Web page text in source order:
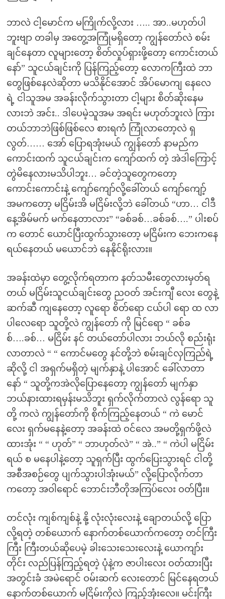
ဘာလဲ ငါ့မောင်က မကြိုက်လို့လား ….. အာ..မဟုတ်ပါ
ဘူးဗျာ တခါမှ အတွေ့အကြုံမရှိတော့ ကျွန်တော်လဲ စမ်း
ချင်နေတာ လူများတော့ စိတ်လှုပ်ရှားဖို့တော့ ကောင်းတယ်
နော်” သူငယ်ချင်းကို ပြန်ကြည့်တော့ လောကကြီးထဲ ဘာ
တွေဖြစ်နေလဲဆိုတာ မသိနိုင်အောင် အိပ်မောကျ နေလေ
ရဲ့ ငါသူအမ အခန်းလိုက်သွားတာ ငါ့များ စိတ်ဆိုးနေမ
လားဘဲ အင်း.. ဒါပေမဲ့သူအမ အရင်း မဟုတ်ဘူးလဲ ကြား
တယ်ဘာဘဲဖြစ်ဖြစ်လေ စားရကံ ကြုံလာတော့လဲ ရှ
လွတ်…… အော် ပြောရအုံးမယ် ကျွန်တော် နာမည်က
ကောင်းထက် သူငယ်ချင်းက ကျော်ထက် တဲ့ အဲဒါကြောင့်
တွဲမိနေလားမသိပါဘူး… ခင်တဲ့သူတွေကတော့
ကောင်းကောင်းနဲ့ ကျော်ကျော်လို့ခေါ်တယ် ကျော်ကျော့်
အမကတော့ မငြိမ်းအိ မငြိမ်းလို့ဘဲ ခေါ်တယ် “ဟာ… ငါဒီ
နေ့အိမ်မက် မက်နေတာလား” “ခစ်ခစ်…ခစ်ခစ်….” ပါးစပ်
က တောင် ယောင်ပြီးထွက်သွားတော့ မငြိမ်းက ဘေးကနေ
ရယ်နေတယ် မယောင်ဘဲ နေနိုင်ရိုးလား။
အခန်းထဲမှာ တွေ့လိုက်ရတာက နတ်သမီးတွေလားမှတ်ရ
တယ် မငြိမ်းသူငယ်ချင်းတွေ ညဝတ် အင်းကျီ လေး တွေနဲ့
ဆက်ဆီ ကျနေတော့ လူရော စိတ်ရော ငယ်ပါ ရော ထ လာ
ပါလေရော သူတို့လဲ ကျွန်တော် ကို မြင်ရော “ ခစ်ခ
စ်….ခစ်… မငြိမ်း နင် တယ်တော်ပါလား ဘယ်လို စည်းရုံး
လာတာလဲ “ “ ကောင်မတွေ နင်တို့ဘဲ စမ်းချင်လှကြည်ရဲ့
ဆိုလို့ ငါ အရှက်မရှိတဲ့ မျက်နှာနဲ့ ပါအောင် ခေါ်လာတာ
နော် “ သူတို့ကအဲလိုပြောနေတော့ ကျွန်တော် မျက်နှာ
ဘယ်နားထားရမှန်းမသိဘူး ရှက်လိုက်တာလဲ လွန်ရော သူ
တို့ ကလဲ ကျွန်တော်ကို စိုက်ကြည့်နေတယ် “ ကဲ မောင်
လေး ရှက်မနေနဲ့တော့ အခန်းထဲ ဝင်လေ အမတို့ရှက်ဖို့လဲ
ထားအုံး “ “ ဟုတ်” “ ဘာဟုတ်လဲ” “ အဲ..” “ ကဲပါ မငြိမ်း
ရယ် စ မနေပါနဲ့တော့ သူရှက်ပြီး ထွက်ပြေးသွားရင် ငါတို့
အစီအစဉ်တွေ ပျက်သွားပါအုံးမယ်” လို့ပြောလိုက်တာ
ကတော့ အဝါရောင် ဘောင်းဘီတိုအကြပ်လေး ဝတ်ပြီး။
တင်လုံး ကျစ်ကျစ်နဲ့ နို့ လုံးလုံးလေးနဲ့ ချောတယ်လို့ ပြော
လို့ရတဲ့ တစ်ယောက် နောက်တစ်ယောက်ကတော့ တင်ကြီး
ကြီး ကြီးတယ်ဆိုပေမဲ့ ခါးသေးသေးလေးနဲ့ ယောကျာ်း
တိုင်း လည်ပြန်ကြည့်ရတဲ့ ပုံနဲ့က ဇာပါးလေး ဝတ်ထားပြီး
အတွင်းခံ အမဲရောင် ဝမ်းဆက် လေးတောင် မြင်နေရတယ်
နောက်တစ်ယောက် မငြိမ်းကိုလဲ ကြည့်အုံးလေ။ မင်းကြီး